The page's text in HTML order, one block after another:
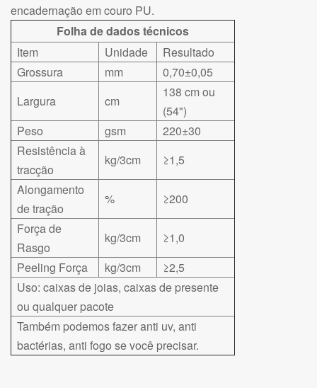
encadernação em couro PU.
Folha de dados técnicos
Item
Unidade
Resultado
Grossura
mm
0,70±0,05
Largura
cm
138 cm ou
(54")
Peso
gsm
220±30
Resistência à
tracção
kg/3cm
≥1,5
Alongamento
de tração
%
≥200
Força de
Rasgo
kg/3cm
≥1,0
Peeling Força
kg/3cm
≥2,5
Uso: caixas de joias, caixas de presente
ou qualquer pacote
Também podemos fazer anti uv, anti
bactérias, anti fogo se você precisar.